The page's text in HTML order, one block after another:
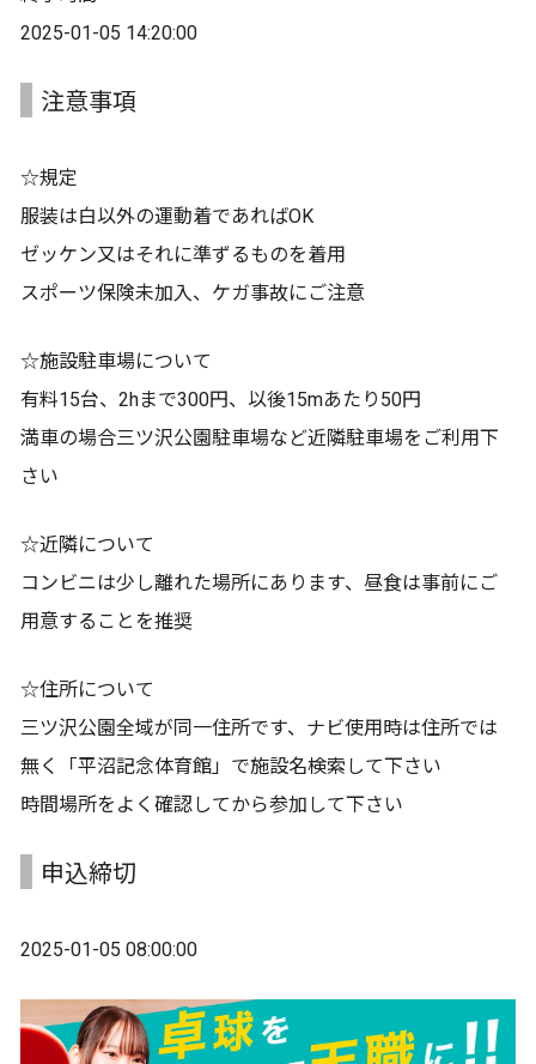
2025-01-05 14:20:00
注意事項
☆規定
服装は白以外の運動着であればOK
ゼッケン又はそれに準ずるものを着用
スポーツ保険未加入、ケガ事故にご注意
☆施設駐車場について
有料15台、2hまで300円、以後15mあたり50円
満車の場合三ツ沢公園駐車場など近隣駐車場をご利用下
さい
☆近隣について
コンビニは少し離れた場所にあります、昼食は事前にご
用意することを推奨
☆住所について
三ツ沢公園全域が同一住所です、ナビ使用時は住所では
無く「平沼記念体育館」で施設名検索して下さい
時間場所をよく確認してから参加して下さい
申込締切
2025-01-05 08:00:00